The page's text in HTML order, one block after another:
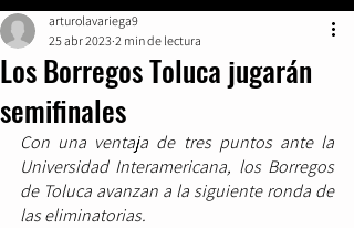
Los Borregos Toluca jugarán
semifinales
arturolavariega9
25 abr 2023 2 min de lectura
Con una ventaja de tres puntos ante la
Universidad Interamericana, los Borregos
de Toluca avanzan a la siguiente ronda de
las eliminatorias.